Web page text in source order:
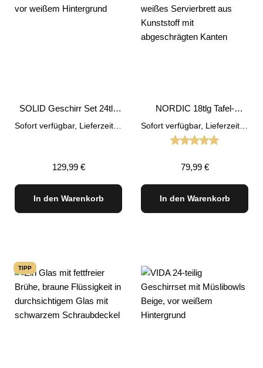
SOLID Geschirr Set 24tlg
Regulärer Preis:
129,99 €
In den Warenkorb
NORDIC 18tlg Tafel-
Durchschnittliche
Regulärer Preis:
79,99 €
In den Warenkorb
TIPP